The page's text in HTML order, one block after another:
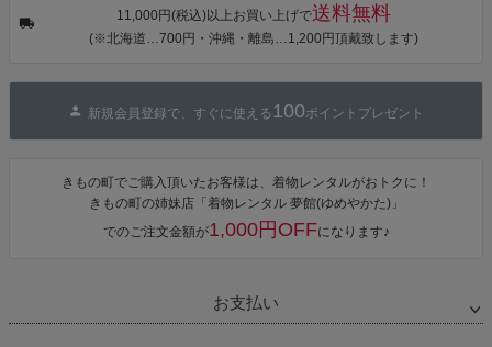
カシュクール
ワンピース 簡
単着付け 大人
11,000円(税込)以上お買い上げで送料無料
(※北海道…700円・沖縄・離島…1,200円頂戴致します)
新規会員登録で、すぐに使える 100ポイントプレゼント
きもの町でご購入頂いたお客様は、着物レンタルがおトクに！
きもの町の姉妹店「着物レンタル 夢館(ゆめやかた)」
でのご注文金額が1,000円OFFになります♪
お支払い